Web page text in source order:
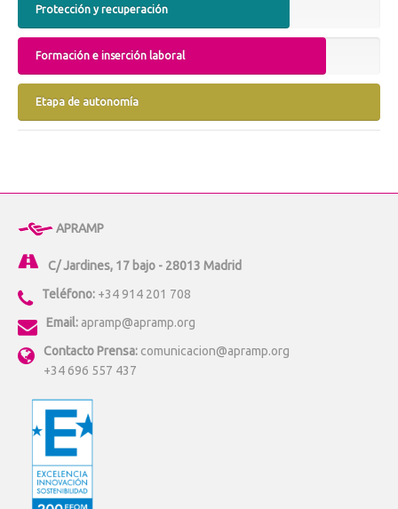
Protección y recuperación
Formación e inserción laboral
Etapa de autonomía
APRAMP
C/ Jardines, 17 bajo - 28013 Madrid
Teléfono: +34 914 201 708
Email: apramp@apramp.org
Contacto Prensa: comunicacion@apramp.org
+34 696 557 437